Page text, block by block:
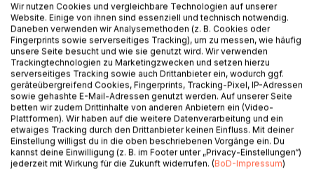
BESCHREIBUNG
Susi hat aus ihrem alten Leben nur die Kleider, die sie am
Körper trägt und einige Erinnerungen, die sie rigoros
beiseite schiebt. Und sie hat Manfred, ihren Mann. Mit ihm
zusammen will sie die Vergangenheit hinter sich lassen und
ein ganz anderes Leben beginnen.
"Ein ganz neues Leben" ist die Fortsetzung von "Ein halbes
Leben" und beginnt mit dem Jahr 1981, in dem die Heldin
Susi zusammen mit ihrem Mann aus einem DDR-Gefängnis
freigekauft wird.
Wir nutzen Cookies und vergleichbare Technologien auf unserer
Website. Einige von ihnen sind essenziell und technisch notwendig.
Daneben verwenden wir Analysemethoden (z. B. Cookies oder
Fingerprints sowie serverseitiges Tracking), um zu messen, wie häufig
unsere Seite besucht und wie sie genutzt wird. Wir verwenden
Trackingtechnologien zu Marketingzwecken und setzen hierzu
serverseitiges Tracking sowie auch Drittanbieter ein, wodurch ggf.
geräteübergreifend Cookies, Fingerprints, Tracking-Pixel, IP-Adressen
sowie gehashte E-Mail-Adressen genutzt werden. Auf unserer Seite
betten wir zudem Drittinhalte von anderen Anbietern ein (Video-
Plattformen). Wir haben auf die weitere Datenverarbeitung und ein
etwaiges Tracking durch den Drittanbieter keinen Einfluss. Mit deiner
Einstellung willigst du in die oben beschriebenen Vorgänge ein. Du
kannst deine Einwilligung (z. B. im Footer unter „Privacy-Einstellungen“)
jederzeit mit Wirkung für die Zukunft widerrufen. (BoD-Impressum)